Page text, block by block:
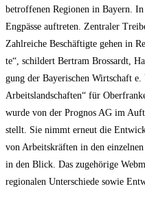
betrof­fe­nen Regio­nen in Bay­ern.
Eng­päs­se auf­tre­ten. Zen­tra­ler
Zahl­rei­che Beschäf­tig­te gehen in
te“, schil­dert Bert­ram Bros­sardt,
gung der Baye­ri­schen Wirt­schaft
Arbeits­land­schaf­ten“ für
wur­de von der Pro­g­nos AG im
stellt. Sie nimmt erneut die
von Arbeits­kräf­ten in den
in den Blick. Das zuge­hö­ri­ge
regio­na­len Unter­schie­de sowie